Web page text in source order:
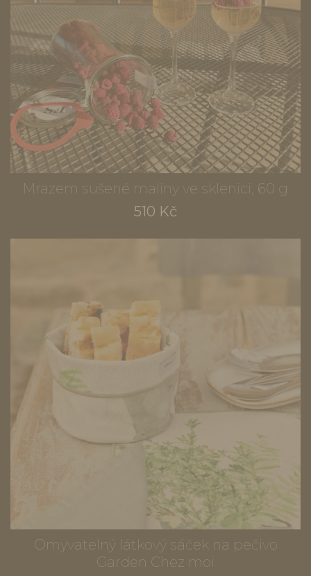
Mrazem sušené maliny ve sklenici, 60 g
510 Kč
Omyvatelný látkový sáček na pečivo
Garden Chez moi